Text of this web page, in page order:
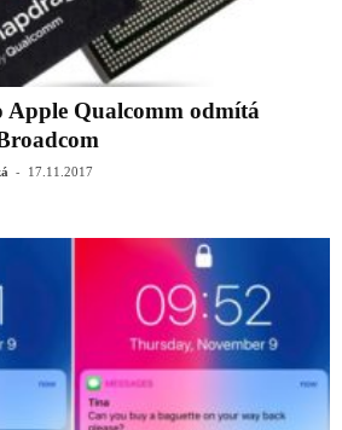
Apple Qualcomm odmítá
- 17.11.2017